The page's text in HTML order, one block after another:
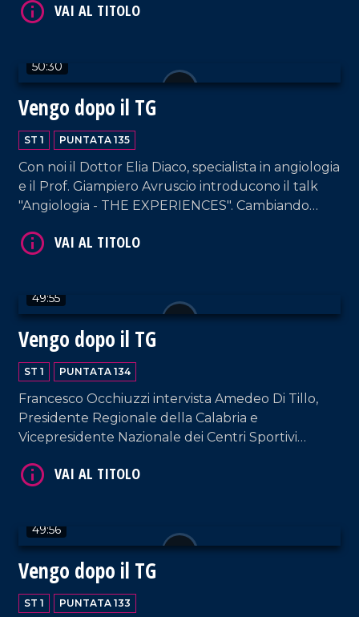
racconta il suo mestiere anche attraverso il libro
50:30
Vengo dopo il TG
ST 1 PUNTATA 135
Con noi il Dottor Elia Diaco, specialista in angiologia
e il Prof. Giampiero Avruscio introducono il talk
"Angiologia - THE EXPERIENCES". Cambiando
Carlo, Patron del celebre Cantagiro.
49:55
Vengo dopo il TG
ST 1 PUNTATA 134
Francesco Occhiuzzi intervista Amedeo Di Tillo,
Presidente Regionale della Calabria e
Vicepresidente Nazionale dei Centri Sportivi
vista istituzionale e sociale italiano.
49:56
Vengo dopo il TG
ST 1 PUNTATA 133
VAI AL TITOLO